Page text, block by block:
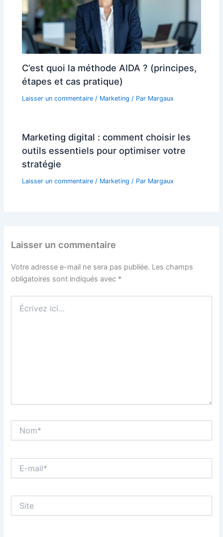
C’est quoi la méthode AIDA ? (principes,
étapes et cas pratique)
Laisser un commentaire / Marketing / Par Margaux
Marketing digital : comment choisir les
outils essentiels pour optimiser votre
stratégie
Laisser un commentaire / Marketing / Par Margaux
Laisser un commentaire
Votre adresse e-mail ne sera pas publiée. Les champs
obligatoires sont indiqués avec *
ici…
mail*